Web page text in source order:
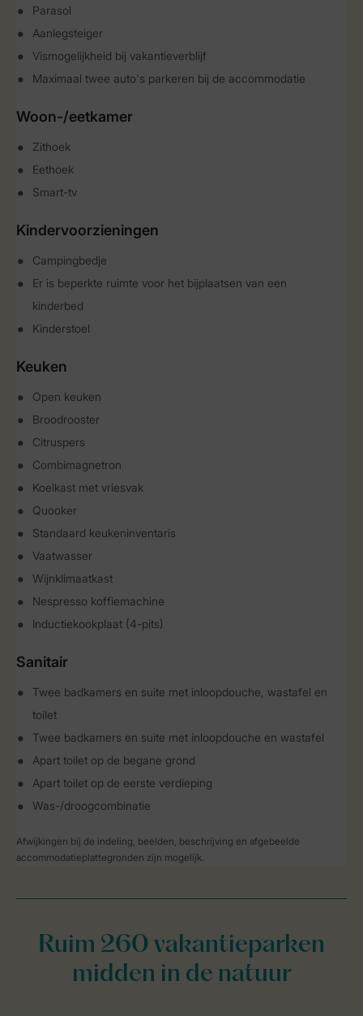
Parasol
Aanlegsteiger
Vismogelijkheid bij vakantieverblijf
Maximaal twee auto's parkeren bij de accommodatie
Woon-/eetkamer
Zithoek
Eethoek
Smart-tv
Kindervoorzieningen
Campingbedje
Er is beperkte ruimte voor het bijplaatsen van een
kinderbed
Kinderstoel
Keuken
Open keuken
Broodrooster
Citruspers
Combimagnetron
Koelkast met vriesvak
Quooker
Standaard keukeninventaris
Vaatwasser
Wijnklimaatkast
Nespresso koffiemachine
Inductiekookplaat (4-pits)
Sanitair
Twee badkamers en suite met inloopdouche, wastafel en
toilet
Twee badkamers en suite met inloopdouche en wastafel
Apart toilet op de begane grond
Apart toilet op de eerste verdieping
Was-/droogcombinatie
Afwijkingen bij de indeling, beelden, beschrijving en afgebeelde
accommodatieplattegronden zijn mogelijk.
Ruim 260 vakantieparken
midden in de natuur